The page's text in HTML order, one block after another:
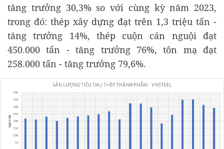
tăng trưởng 30,3% so với cùng kỳ năm 2023,
trong đó: thép xây dựng đạt trên 1,3 triệu tấn -
tăng trưởng 14%, thép cuộn cán nguội đạt
450.000 tấn - tăng trưởng 76%, tôn mạ đạt
258.000 tấn - tăng trưởng 79,6%.